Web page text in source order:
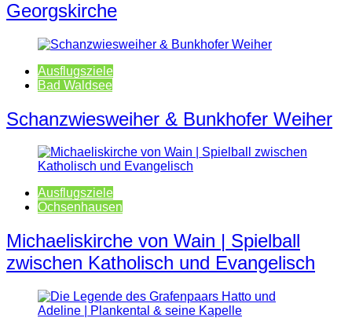
Georgskirche
Ausflugsziele
Bad Waldsee
Schanzwiesweiher & Bunkhofer Weiher
Ausflugsziele
Ochsenhausen
Michaeliskirche von Wain | Spielball
zwischen Katholisch und Evangelisch